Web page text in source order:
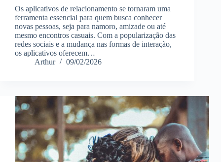
Os aplicativos de relacionamento se tornaram uma
ferramenta essencial para quem busca conhecer
novas pessoas, seja para namoro, amizade ou até
mesmo encontros casuais. Com a popularização das
redes sociais e a mudança nas formas de interação,
os aplicativos oferecem…
Arthur
09/02/2026